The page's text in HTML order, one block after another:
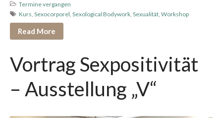
Termine vergangen
Kurs, Sexocorporel, Sexological Bodywork, Sexualität, Workshop
Read More
Vortrag Sexpositivität
– Ausstellung „V“